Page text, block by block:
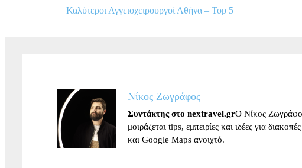
Καλύτεροι Αγγειοχειρουργοί Αθήνα – Top 5
Νίκος Ζωγράφος
Συντάκτης στο nextravel.grΟ Νίκος
μοιράζεται tips, εμπειρίες και ιδέες για
και Google Maps ανοιχτό.